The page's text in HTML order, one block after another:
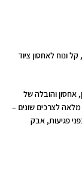
ונוח לאחסון ציוד
אחסון והובלה של
לצרכים שונים –
פגיעות, אבק